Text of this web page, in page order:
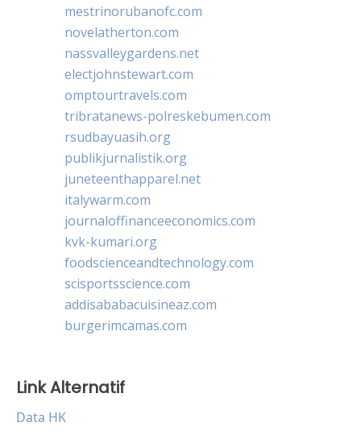
mestrinorubanofc.com
novelatherton.com
nassvalleygardens.net
electjohnstewart.com
omptourtravels.com
tribratanews-polreskebumen.com
rsudbayuasih.org
publikjurnalistik.org
juneteenthapparel.net
italywarm.com
journaloffinanceeconomics.com
kvk-kumari.org
foodscienceandtechnology.com
scisportsscience.com
addisababacuisineaz.com
burgerimcamas.com
Link Alternatif
Data HK